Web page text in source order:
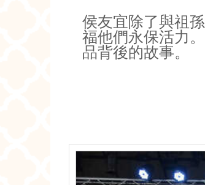
侯友宜除了與祖
福他們永保活力
品背後的故事。